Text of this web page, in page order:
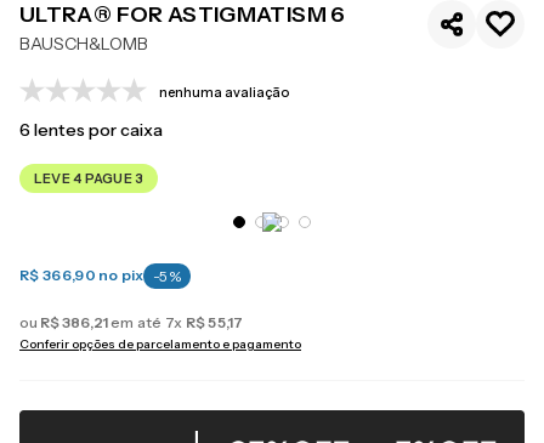
ULTRA® FOR ASTIGMATISM 6
BAUSCH&LOMB
nenhuma avaliação
6 lentes por caixa
LEVE 4 PAGUE 3
R$ 366,90 no pix -5 %
ou R$386,21 em até 7x R$55,17
Conferir opções de parcelamento e pagamento